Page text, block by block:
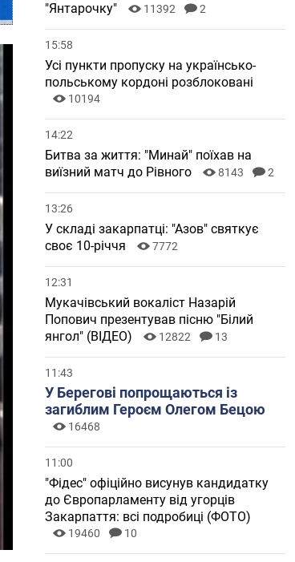
"Янтарочку"
11392 2
15:58
Усі пункти пропуску на українсько-
польському кордоні розблоковані
10194
14:22
Битва за життя: "Минай" поїхав на
виїзний матч до Рівного
8143 2
13:26
У складі закарпатці: "Азов" святкує
своє 10-річчя
7772
12:31
Мукачівський вокаліст Назарій
Попович презентував пісню "Білий
янгол" (ВІДЕО)
12822 13
11:43
У Берегові попрощаються із
загиблим Героєм Олегом Бецою
16468
11:00
"Фідес" офіційно висунув кандидатку
до Європарламенту від угорців
Закарпаття: всі подробиці (ФОТО)
19460 10